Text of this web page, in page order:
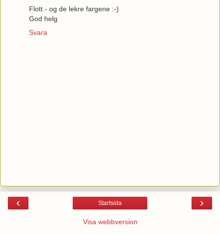
Flott - og de lekre fargene :-)
God helg
Svara
‹ ›
Startsida
Visa webbversion